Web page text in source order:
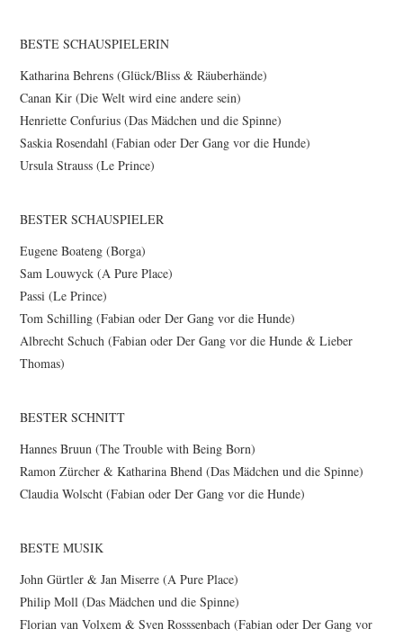
BESTE SCHAUSPIELERIN
Katharina Behrens (Glück/Bliss & Räuberhände)
Canan Kir (Die Welt wird eine andere sein)
Henriette Confurius (Das Mädchen und die Spinne)
Saskia Rosendahl (Fabian oder Der Gang vor die Hunde)
Ursula Strauss (Le Prince)
BESTER SCHAUSPIELER
Eugene Boateng (Borga)
Sam Louwyck (A Pure Place)
Passi (Le Prince)
Tom Schilling (Fabian oder Der Gang vor die Hunde)
Albrecht Schuch (Fabian oder Der Gang vor die Hunde & Lieber
Thomas)
BESTER SCHNITT
Hannes Bruun (The Trouble with Being Born)
Ramon Zürcher & Katharina Bhend (Das Mädchen und die Spinne)
Claudia Wolscht (Fabian oder Der Gang vor die Hunde)
BESTE MUSIK
John Gürtler & Jan Miserre (A Pure Place)
Philip Moll (Das Mädchen und die Spinne)
Florian van Volxem & Sven Rosssenbach (Fabian oder Der Gang vor